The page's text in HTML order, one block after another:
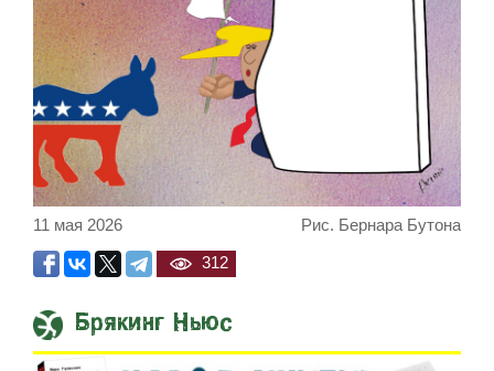
Рис. Бернара Бутона
11 мая 2026
312
Брякинг Ньюс
Встреча Нетаниягу и